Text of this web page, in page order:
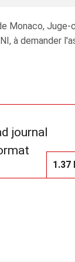
Monaco, Juge-
à demander
journal
1.37